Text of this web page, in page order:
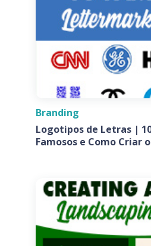
Branding
Logotipos de Letras |
Famosos e Como Criar